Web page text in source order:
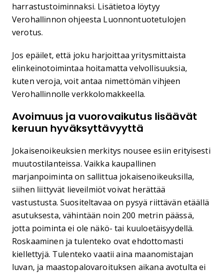
harrastustoiminnaksi. Lisätietoa löytyy
Verohallinnon ohjeesta Luonnontuotetulojen
verotus.
Jos epäilet, että joku harjoittaa yritysmittaista
elinkeinotoimintaa hoitamatta velvollisuuksia,
kuten veroja, voit antaa nimettömän vihjeen
Verohallinnolle verkkolomakkeella.
Avoimuus ja vuorovaikutus lisäävät
keruun hyväksyttävyyttä
Jokaisenoikeuksien merkitys nousee esiin erityisesti
muutostilanteissa. Vaikka kaupallinen
marjanpoiminta on sallittua jokaisenoikeuksilla,
siihen liittyvät lieveilmiöt voivat herättää
vastustusta. Suositeltavaa on pysyä riittävän etäällä
asutuksesta, vähintään noin 200 metrin päässä,
jotta poiminta ei ole näkö- tai kuuloetäisyydellä.
Roskaaminen ja tulenteko ovat ehdottomasti
kiellettyjä. Tulenteko vaatii aina maanomistajan
luvan, ja maastopalovaroituksen aikana avotulta ei